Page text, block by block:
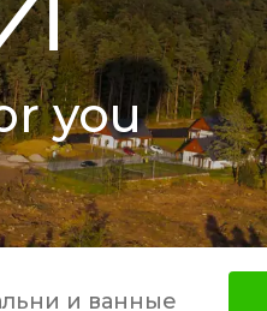
you
и ванные